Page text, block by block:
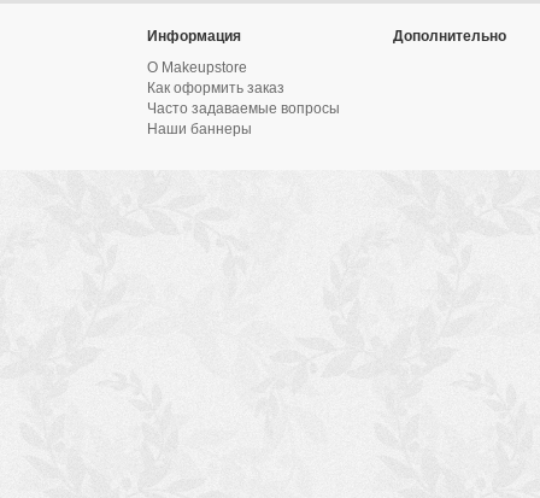
Информация
О Makeupstore
Как оформить заказ
Часто задаваемые вопросы
Наши баннеры
Дополнительно